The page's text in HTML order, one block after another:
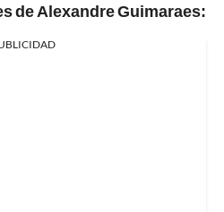
de Alexandre Guimaraes: